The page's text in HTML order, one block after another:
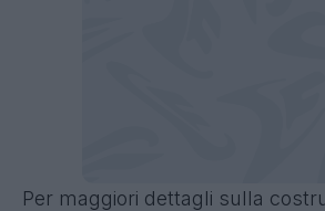
Per maggiori dettagli sulla